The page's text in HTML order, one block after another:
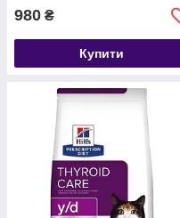
980 ₴
Купити